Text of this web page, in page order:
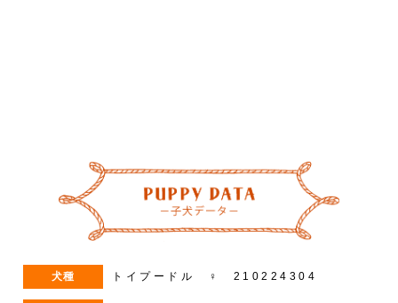
犬種 トイプードル ♀ 210224304